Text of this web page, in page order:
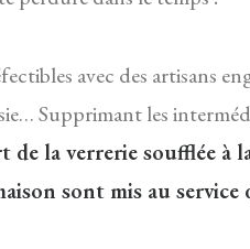
avec des artisans
Supprimant les
de la verrerie soufflée à
sont mis au service